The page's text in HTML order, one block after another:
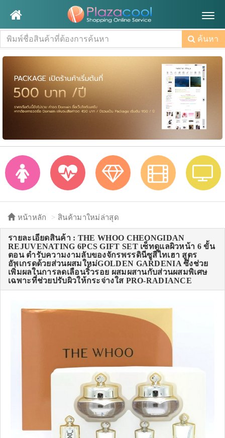
ค้นหา
หน้าหลัก สินค้ามาใหม่ล่าสุด
รายละเอียดสินค้า : THE WHOO CHEONGIDAN
REJUVENATING 6PCS GIFT SET เซ็ทดูแลผิวหน้า 6 ขั้น
ตอน ตำรับความงามลับของจักรพรรดินีซูสีไทเฮา สูตร
อัพเกรดด้วยส่วนผสมใหม่GOLDEN GARDENIA ซึ่งช่วย
เพิ่มผลในการลดเลือนริ้วรอย ผสมผสานกับส่วนผสมพิเศษ
เฉพาะที่ช่วยปรับผิวให้กระจ่างใส PRO-RADIANCE